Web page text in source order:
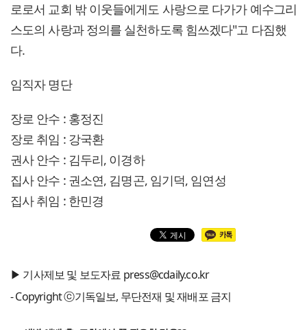
로로서 교회 밖 이웃들에게도 사랑으로 다가가 예수그리
스도의 사랑과 정의를 실천하도록 힘쓰겠다"고 다짐했
다.
임직자 명단
장로 안수 : 홍정진
장로 취임 : 강국환
권사 안수 : 김두리, 이경하
집사 안수 : 권소연, 김명곤, 임기덕, 임연성
집사 취임 : 한민경
▶ 기사제보 및 보도자료 press@cdaily.co.kr
- Copyright ⓒ기독일보, 무단전재 및 재배포 금지